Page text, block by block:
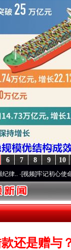
10
9
8
7
6
]牢记初心使命 奋进复兴
还是赠与